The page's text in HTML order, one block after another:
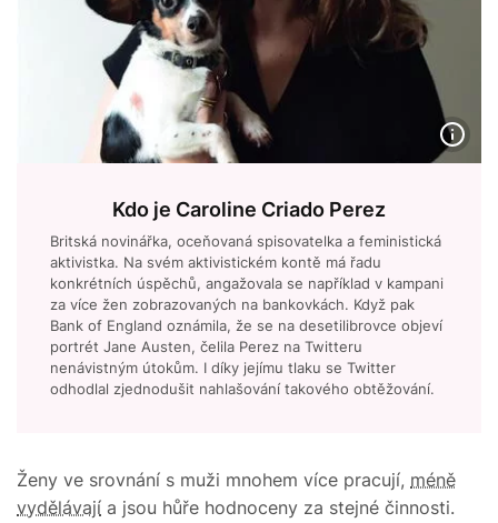
Kdo je Caroline Criado Perez
Britská novinářka, oceňovaná spisovatelka a feministická
aktivistka. Na svém aktivistickém kontě má řadu
konkrétních úspěchů, angažovala se například v kampani
za více žen zobrazovaných na bankovkách. Když pak
Bank of England oznámila, že se na desetilibrovce objeví
portrét Jane Austen, čelila Perez na Twitteru
nenávistným útokům. I díky jejímu tlaku se Twitter
odhodlal zjednodušit nahlašování takového obtěžování.
Ženy ve srovnání s muži mnohem více pracují, méně
vydělávají a jsou hůře hodnoceny za stejné činnosti.